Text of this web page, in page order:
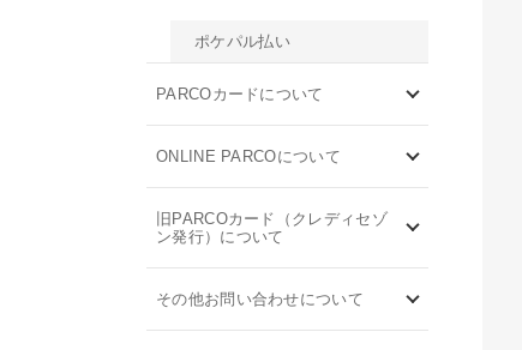
ポケパル払い
PARCOカードについて
ONLINE PARCOについて
旧PARCOカード（クレディセゾ
ン発行）について
その他お問い合わせについて